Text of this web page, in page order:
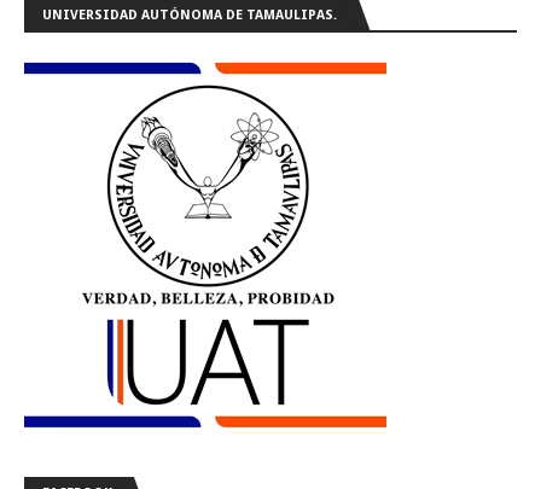
UNIVERSIDAD AUTÓNOMA DE TAMAULIPAS.